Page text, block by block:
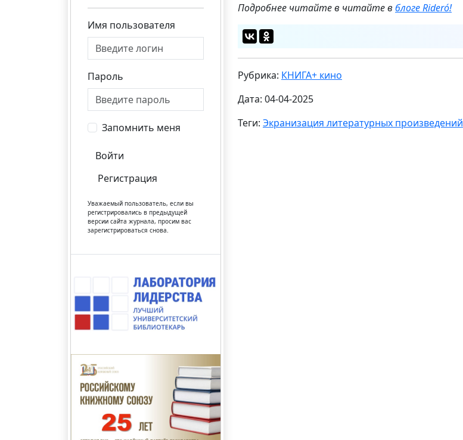
Имя пользователя
Пароль
Запомнить меня
Войти
Регистрация
Уважаемый пользователь, если вы
регистрировались в предыдущей
версии сайта журнала, просим вас
зарегистрироваться снова.
Подробнее читайте в читайте вблоге Rideró!
Рубрика: КНИГА+ кино
Дата: 04-04-2025
Теги: Экранизация литературных произведений